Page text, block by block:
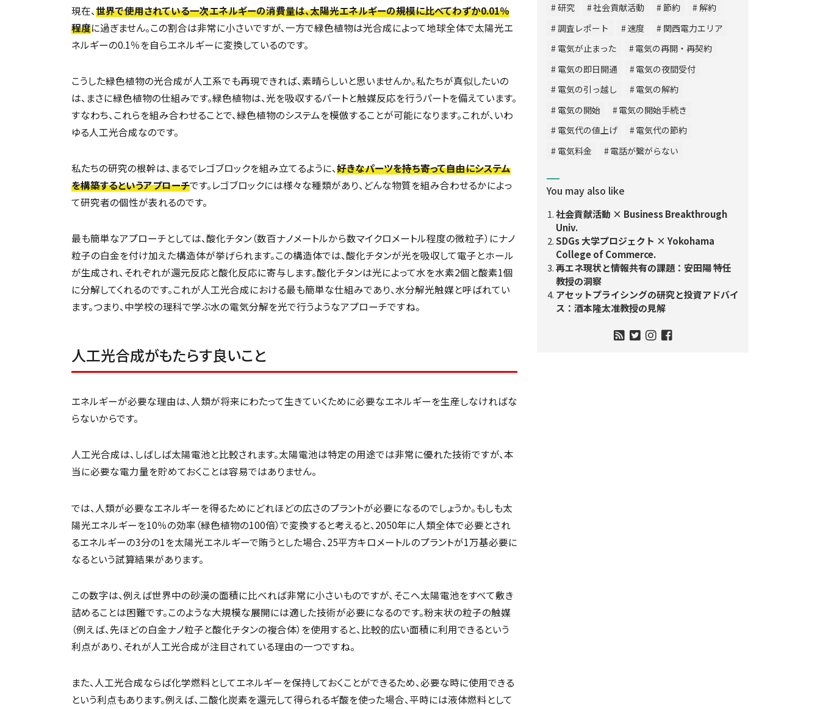
現在、世界で使用されている一次エネルギーの消費量は、太陽光エネルギーの規模に比べてわずか0.01％
程度に過ぎません。この割合は非常に小さいですが、一方で緑色植物は光合成によって地球全体で太陽光エ
ネルギーの0.1％を自らエネルギーに変換しているのです。
こうした緑色植物の光合成が人工系でも再現できれば、素晴らしいと思いませんか。私たちが真似したいの
は、まさに緑色植物の仕組みです。緑色植物は、光を吸収するパートと触媒反応を行うパートを備えています。
すなわち、これらを組み合わせることで、緑色植物のシステムを模倣することが可能になります。これが、いわ
ゆる人工光合成なのです。
私たちの研究の根幹は、まるでレゴブロックを組み立てるように、好きなパーツを持ち寄って自由にシステム
を構築するというアプローチです。レゴブロックには様々な種類があり、どんな物質を組み合わせるかによっ
て研究者の個性が表れるのです。
最も簡単なアプローチとしては、酸化チタン（数百ナノメートルから数マイクロメートル程度の微粒子）にナノ
粒子の白金を付け加えた構造体が挙げられます。この構造体では、酸化チタンが光を吸収して電子とホール
が生成され、それぞれが還元反応と酸化反応に寄与します。酸化チタンは光によって水を水素2個と酸素1個
に分解してくれるのです。これが人工光合成における最も簡単な仕組みであり、水分解光触媒と呼ばれてい
ます。つまり、中学校の理科で学ぶ水の電気分解を光で行うようなアプローチですね。
人工光合成がもたらす良いこと
エネルギーが必要な理由は、人類が将来にわたって生きていくために必要なエネルギーを生産しなければな
らないからです。
人工光合成は、しばしば太陽電池と比較されます。太陽電池は特定の用途では非常に優れた技術ですが、本
当に必要な電力量を貯めておくことは容易ではありません。
では、人類が必要なエネルギーを得るためにどれほどの広さのプラントが必要になるのでしょうか。もしも太
陽光エネルギーを10％の効率（緑色植物の100倍）で変換すると考えると、2050年に人類全体で必要とされ
るエネルギーの3分の1を太陽光エネルギーで賄うとした場合、25平方キロメートルのプラントが1万基必要に
なるという試算結果があります。
この数字は、例えば世界中の砂漠の面積に比べれば非常に小さいものですが、そこへ太陽電池をすべて敷き
詰めることは困難です。このような大規模な展開には適した技術が必要になるのです。粉末状の粒子の触媒
（例えば、先ほどの白金ナノ粒子と酸化チタンの複合体）を使用すると、比較的広い面積に利用できるという
利点があり、それが人工光合成が注目されている理由の一つですね。
また、人工光合成ならば化学燃料としてエネルギーを保持しておくことができるため、必要な時に使用できる
という利点もあります。例えば、二酸化炭素を還元して得られるギ酸を使った場合、平時には液体燃料として
研究
社会貢献活動 節約
解約
調査レポート
速度
関西電力エリア
電気が止まった
電気の再開・再契約
電気の即日開通
電気の夜間受付
電気の引っ越し
電気の解約
電気の開始
電気の開始手続き
電気代の値上げ
電気代の節約
電気料金
電話が繋がらない
You may also like
社会貢献活動 × Business Breakthrough
Univ.
SDGs 大学プロジェクト × Yokohama
College of Commerce.
再エネ現状と情報共有の課題：安田陽 特任
教授の洞察
アセットプライシングの研究と投資アドバイ
ス：酒本隆太准教授の見解